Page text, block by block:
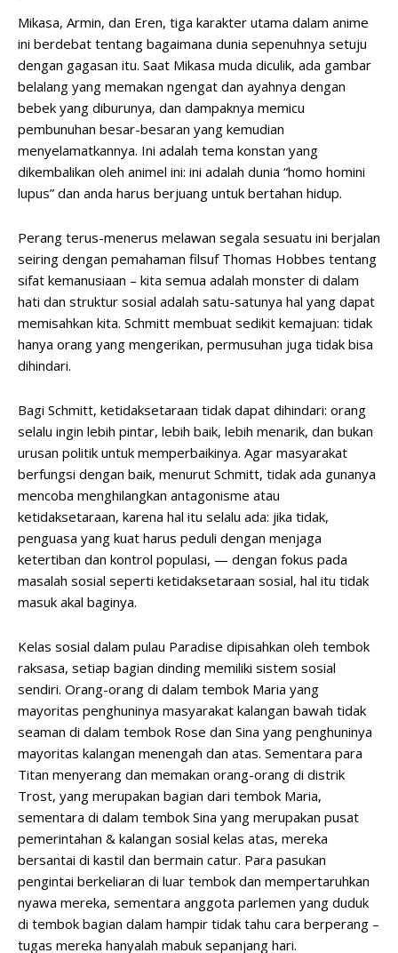
Mikasa, Armin, dan Eren, tiga karakter utama dalam anime
ini berdebat tentang bagaimana dunia sepenuhnya setuju
dengan gagasan itu. Saat Mikasa muda diculik, ada gambar
belalang yang memakan ngengat dan ayahnya dengan
bebek yang diburunya, dan dampaknya memicu
pembunuhan besar-besaran yang kemudian
menyelamatkannya. Ini adalah tema konstan yang
dikembalikan oleh animel ini: ini adalah dunia “homo homini
lupus” dan anda harus berjuang untuk bertahan hidup.
Perang terus-menerus melawan segala sesuatu ini berjalan
seiring dengan pemahaman filsuf Thomas Hobbes tentang
sifat kemanusiaan – kita semua adalah monster di dalam
hati dan struktur sosial adalah satu-satunya hal yang dapat
memisahkan kita. Schmitt membuat sedikit kemajuan: tidak
hanya orang yang mengerikan, permusuhan juga tidak bisa
dihindari.
Bagi Schmitt, ketidaksetaraan tidak dapat dihindari: orang
selalu ingin lebih pintar, lebih baik, lebih menarik, dan bukan
urusan politik untuk memperbaikinya. Agar masyarakat
berfungsi dengan baik, menurut Schmitt, tidak ada gunanya
mencoba menghilangkan antagonisme atau
ketidaksetaraan, karena hal itu selalu ada: jika tidak,
penguasa yang kuat harus peduli dengan menjaga
ketertiban dan kontrol populasi, — dengan fokus pada
masalah sosial seperti ketidaksetaraan sosial, hal itu tidak
masuk akal baginya.
Kelas sosial dalam pulau Paradise dipisahkan oleh tembok
raksasa, setiap bagian dinding memiliki sistem sosial
sendiri. Orang-orang di dalam tembok Maria yang
mayoritas penghuninya masyarakat kalangan bawah tidak
seaman di dalam tembok Rose dan Sina yang penghuninya
mayoritas kalangan menengah dan atas. Sementara para
Titan menyerang dan memakan orang-orang di distrik
Trost, yang merupakan bagian dari tembok Maria,
sementara di dalam tembok Sina yang merupakan pusat
pemerintahan & kalangan sosial kelas atas, mereka
bersantai di kastil dan bermain catur. Para pasukan
pengintai berkeliaran di luar tembok dan mempertaruhkan
nyawa mereka, sementara anggota parlemen yang duduk
di tembok bagian dalam hampir tidak tahu cara berperang –
tugas mereka hanyalah mabuk sepanjang hari.